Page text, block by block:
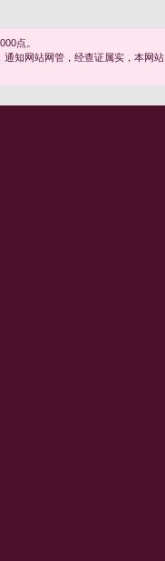
点。
知网站网管，经查证属实，本网站